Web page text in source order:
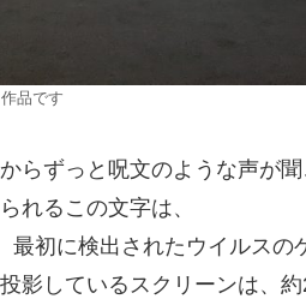
品です
らずっと呪文のような声が
れるこの文字は、
最初に検出されたウイルスの
影しているスクリーンは、